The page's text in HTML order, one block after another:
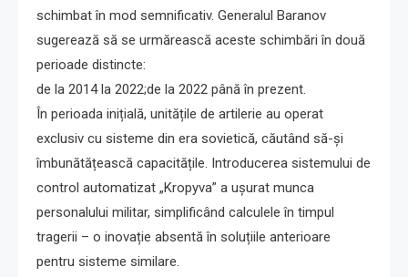
schimbat în mod semnificativ. Generalul Baranov
sugerează să se urmărească aceste schimbări în două
perioade distincte:
de la 2014 la 2022;de la 2022 până în prezent.
În perioada inițială, unitățile de artilerie au operat
exclusiv cu sisteme din era sovietică, căutând să-și
îmbunătățească capacitățile. Introducerea sistemului de
control automatizat „Kropyva” a ușurat munca
personalului militar, simplificând calculele în timpul
tragerii – o inovație absentă în soluțiile anterioare
pentru sisteme similare.